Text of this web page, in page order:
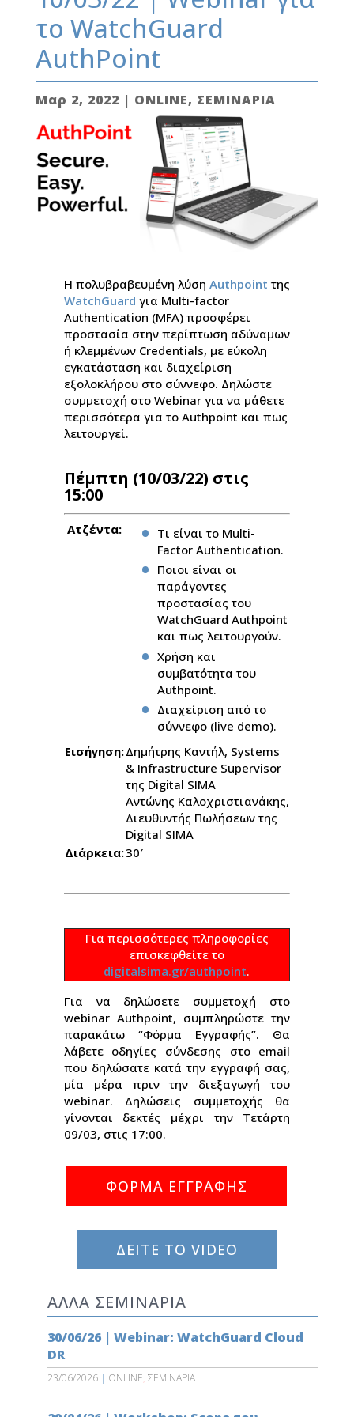
το WatchGuard
AuthPoint
Μαρ 2, 2022 | ONLINE, ΣΕΜΙΝΑΡΙΑ
Η πολυβραβευμένη λύση Authpoint της
WatchGuard για Multi-factor
Authentication (MFA) προσφέρει
προστασία στην περίπτωση αδύναμων
ή κλεμμένων Credentials, με εύκολη
εγκατάσταση και διαχείριση
εξολοκλήρου στο σύννεφο. Δηλώστε
συμμετοχή στο Webinar για να μάθετε
περισσότερα για το Authpoint και πως
λειτουργεί.
Πέμπτη (10/03/22) στις
15:00
Ατζέντα:
Τι είναι το Multi-
Factor Authentication.
Ποιοι είναι οι
παράγοντες
προστασίας του
WatchGuard Authpoint
και πως λειτουργούν.
Χρήση και
συμβατότητα του
Authpoint.
Διαχείριση από το
σύννεφο (live demo).
Εισήγηση:Δημήτρης Καντήλ, Systems
& Infrastructure Supervisor
της Digital SIMA
Αντώνης Καλοχριστιανάκης,
Διευθυντής Πωλήσεων της
Digital SIMA
Διάρκεια:30′
Για περισσότερες πληροφορίες
επισκεφθείτε το
digitalsima.gr/authpoint.
Για να δηλώσετε συμμετοχή στο
webinar Authpoint, συμπληρώστε την
παρακάτω “Φόρμα Εγγραφής”. Θα
λάβετε οδηγίες σύνδεσης στο email
που δηλώσατε κατά την εγγραφή σας,
μία μέρα πριν την διεξαγωγή του
webinar. Δηλώσεις συμμετοχής θα
γίνονται δεκτές μέχρι την Τετάρτη
09/03, στις 17:00.
ΦΟΡΜΑ ΕΓΓΡΑΦΗΣ
ΔΕΙΤΕ ΤΟ VIDEO
ΑΛΛΑ ΣΕΜΙΝΑΡΙΑ
30/06/26 | Webinar: WatchGuard Cloud
DR
23/06/2026| ONLINE, ΣΕΜΙΝΑΡΙΑ